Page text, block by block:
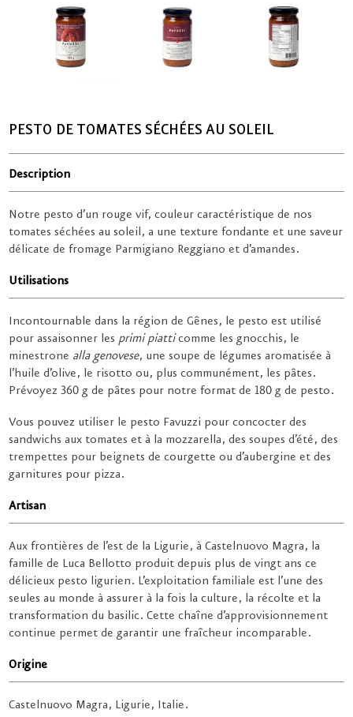
PESTO DE TOMATES SÉCHÉES AU SOLEIL
Description
Notre pesto d’un rouge vif, couleur caractéristique de nos
tomates séchées au soleil, a une texture fondante et une saveur
délicate de fromage Parmigiano Reggiano et d’amandes.
Utilisations
Incontournable dans la région de Gênes, le pesto est utilisé
pour assaisonner les primi piatticomme les gnocchis, le
minestrone alla genovese, une soupe de légumes aromatisée à
l’huile d’olive, le risotto ou, plus communément, les pâtes.
Prévoyez 360 g de pâtes pour notre format de 180 g de pesto.
Vous pouvez utiliser le pesto Favuzzi pour concocter des
sandwichs aux tomates et à la mozzarella, des soupes d’été, des
trempettes pour beignets de courgette ou d’aubergine et des
garnitures pour pizza.
Artisan
Aux frontières de l’est de la Ligurie, à Castelnuovo Magra, la
famille de Luca Bellotto produit depuis plus de vingt ans ce
délicieux pesto ligurien. L’exploitation familiale est l’une des
seules au monde à assurer à la fois la culture, la récolte et la
transformation du basilic. Cette chaîne d’approvisionnement
continue permet de garantir une fraîcheur incomparable.
Origine
Castelnuovo Magra, Ligurie, Italie.